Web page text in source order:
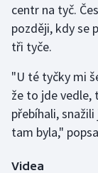
centr na tyč.
později, kdy se
tři tyče.
"U té tyčky mi
že to jde vedle,
přebíhali,
tam byla,"
Videa